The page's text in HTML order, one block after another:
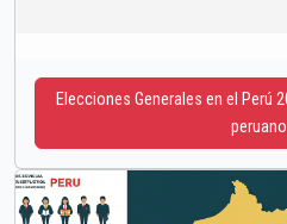
Elecciones Generales en el Perú